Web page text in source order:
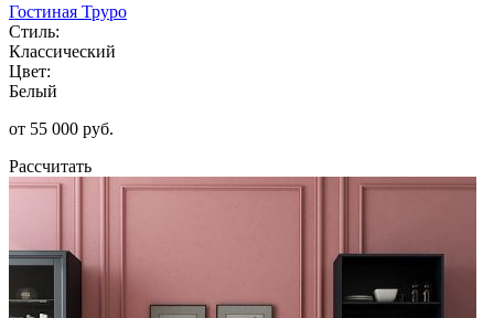
Гостиная Труро
Стиль:
Классический
Цвет:
Белый
от 55 000 руб.
Рассчитать